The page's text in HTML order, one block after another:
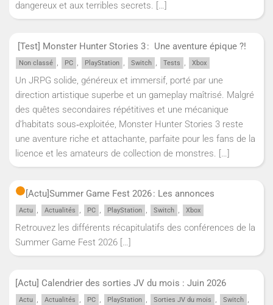
dangereux et aux terribles secrets. […]
[Test] Monster Hunter Stories 3 : Une aventure épique ?!
Non classé , PC , PlayStation , Switch , Tests , Xbox
Un JRPG solide, généreux et immersif, porté par une
direction artistique superbe et un gameplay maîtrisé. Malgré
des quêtes secondaires répétitives et une mécanique
d’habitats sous‑exploitée, Monster Hunter Stories 3 reste
une aventure riche et attachante, parfaite pour les fans de la
licence et les amateurs de collection de monstres. […]
[Actu]Summer Game Fest 2026 : Les annonces
Actu , Actualités , PC , PlayStation , Switch , Xbox
Retrouvez les différents récapitulatifs des conférences de la
Summer Game Fest 2026 […]
[Actu] Calendrier des sorties JV du mois : Juin 2026
Actu , Actualités , PC , PlayStation , Sorties JV du mois , Switch ,